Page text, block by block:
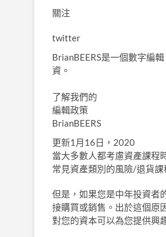
關注
twitter
BrianBEERS是一個數字編
資。
了解我們的
編輯政策
BrianBEERS
更新1月16日，2020
當大多數人都考慮資產課程
常見資產類別的風險/退貨
但是，如果您是中年投資者
接購買或銷售。出於這個原
對您的資本可以為您提供興